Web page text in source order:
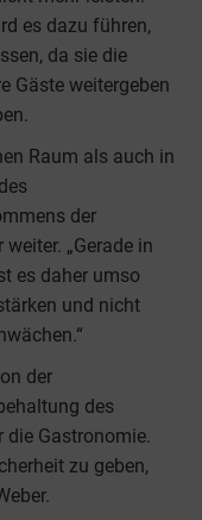
es dazu führen,
da sie die
Gäste weitergeben
Raum als auch in
der
„Gerade in
es daher umso
und nicht
der
des
die Gastronomie.
zu geben,